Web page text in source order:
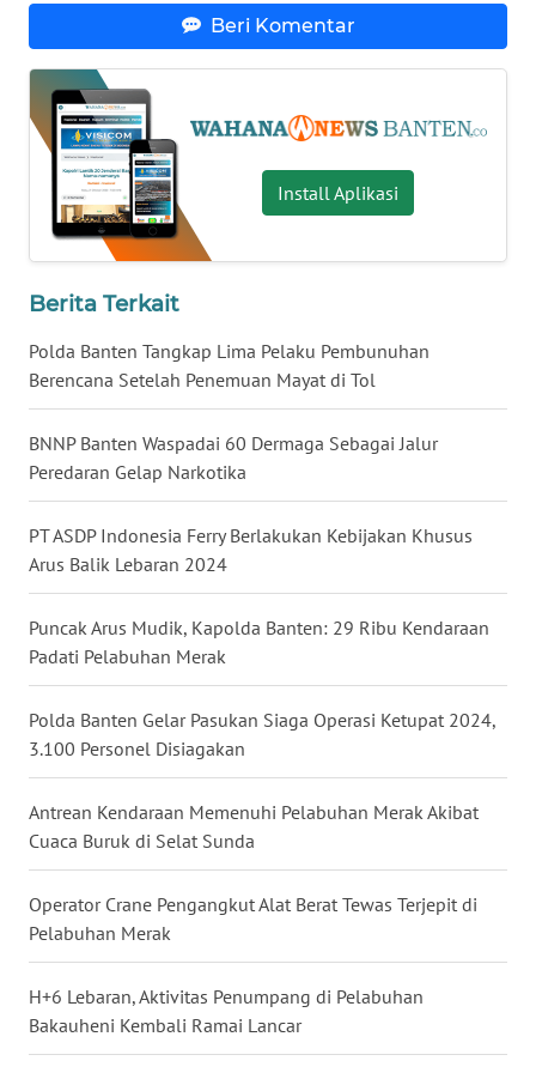
Beri Komentar
Install Aplikasi
Berita Terkait
Polda Banten Tangkap Lima Pelaku Pembunuhan
Berencana Setelah Penemuan Mayat di Tol
BNNP Banten Waspadai 60 Dermaga Sebagai Jalur
Peredaran Gelap Narkotika
PT ASDP Indonesia Ferry Berlakukan Kebijakan Khusus
Arus Balik Lebaran 2024
Puncak Arus Mudik, Kapolda Banten: 29 Ribu Kendaraan
Padati Pelabuhan Merak
Polda Banten Gelar Pasukan Siaga Operasi Ketupat 2024,
3.100 Personel Disiagakan
Antrean Kendaraan Memenuhi Pelabuhan Merak Akibat
Cuaca Buruk di Selat Sunda
Operator Crane Pengangkut Alat Berat Tewas Terjepit di
Pelabuhan Merak
H+6 Lebaran, Aktivitas Penumpang di Pelabuhan
Bakauheni Kembali Ramai Lancar
WN
NUSANTARA
WN
JOGJA
WN
WN
BALI
WN
KALBAR
WN
WN
WN
SULSEL
WN
GORONTALO
WN
SULUT